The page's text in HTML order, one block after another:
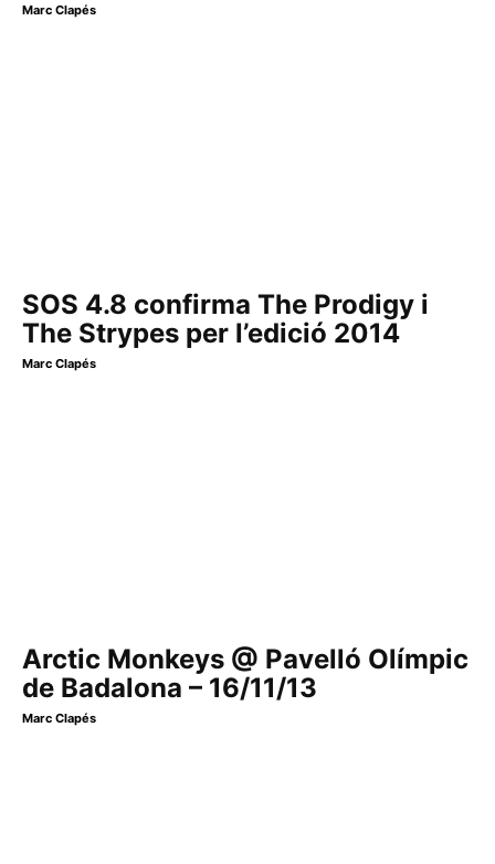
Marc Clapés
SOS 4.8 confirma The Prodigy i
The Strypes per l’edició 2014
Marc Clapés
Arctic Monkeys @ Pavelló Olímpic
de Badalona – 16/11/13
Marc Clapés